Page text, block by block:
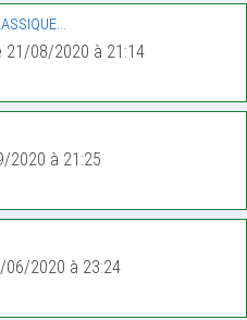
21/08/2020 à 21:14
2020 à 21:25
06/2020 à 23:24